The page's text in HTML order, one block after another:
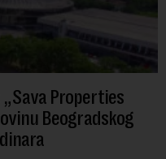
Properties
Beogradskog